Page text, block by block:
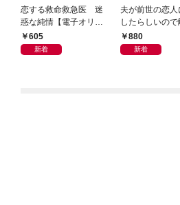
恋する救命救急医 迷
惑な純情【電子オリジ
ナル】
605
新着
夫が前世の恋人
したらしいので
ます880
新着